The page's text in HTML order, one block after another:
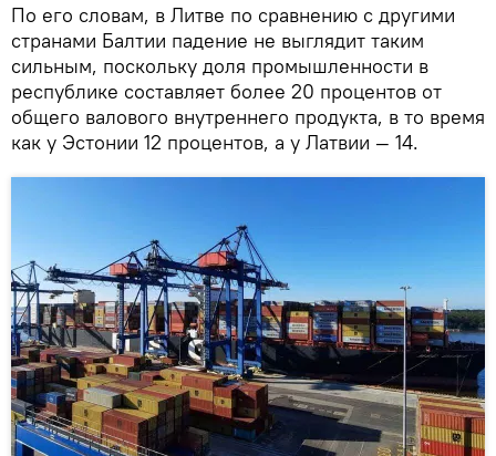
По его словам, в Литве по сравнению с другими
странами Балтии падение не выглядит таким
сильным, поскольку доля промышленности в
республике составляет более 20 процентов от
общего валового внутреннего продукта, в то время
как у Эстонии 12 процентов, а у Латвии — 14.